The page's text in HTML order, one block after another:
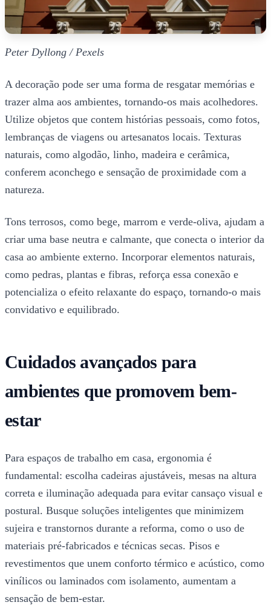
Peter Dyllong / Pexels
A decoração pode ser uma forma de resgatar memórias e
trazer alma aos ambientes, tornando-os mais acolhedores.
Utilize objetos que contem histórias pessoais, como fotos,
lembranças de viagens ou artesanatos locais. Texturas
naturais, como algodão, linho, madeira e cerâmica,
conferem aconchego e sensação de proximidade com a
natureza.
Tons terrosos, como bege, marrom e verde-oliva, ajudam a
criar uma base neutra e calmante, que conecta o interior da
casa ao ambiente externo. Incorporar elementos naturais,
como pedras, plantas e fibras, reforça essa conexão e
potencializa o efeito relaxante do espaço, tornando-o mais
convidativo e equilibrado.
Cuidados avançados para
ambientes que promovem bem-
estar
Para espaços de trabalho em casa, ergonomia é
fundamental: escolha cadeiras ajustáveis, mesas na altura
correta e iluminação adequada para evitar cansaço visual e
postural. Busque soluções inteligentes que minimizem
sujeira e transtornos durante a reforma, como o uso de
materiais pré-fabricados e técnicas secas. Pisos e
revestimentos que unem conforto térmico e acústico, como
vinílicos ou laminados com isolamento, aumentam a
sensação de bem-estar.